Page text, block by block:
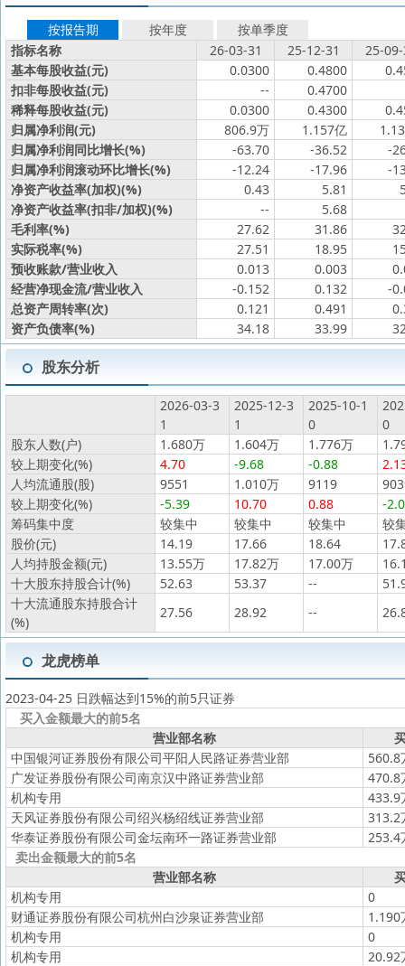
按报告期 按年度
按单季度
指标名称
26-03-31 25-12-31
25-
基本每股收益(元)
0.0300 0.4800
扣非每股收益(元)
--
0.4700
稀释每股收益(元)
0.0300 0.4300
归属净利润(元)
806.9万 1.157亿
归属净利润同比增长(%)
-63.70 -36.52
-
归属净利润滚动环比增长(%)
-12.24 -17.96
-
净资产收益率(加权)(%)
0.43 5.81
净资产收益率(扣非/加权)(%)
--
5.68
毛利率(%)
27.62 31.86
实际税率(%)
27.51 18.95
预收账款/营业收入
0.013 0.003
经营净现金流/营业收入
-0.152 0.132
-
总资产周转率(次)
0.121 0.491
资产负债率(%)
34.18 33.99
股东分析
2026-03-3
1
2025-12-3
1
2025-10-1
0
0
股东人数(户)
1.680万 1.604万 1.776万
较上期变化(%)
4.70 -9.68 -0.88
人均流通股(股)
9551 1.010万 9119
较上期变化(%)
-5.39 10.70 0.88
-
筹码集中度
较集中 较集中 较集中
较
股价(元)
14.19 17.66 18.64
人均持股金额(元)
13.55万 17.82万 17.00万
十大股东持股合计(%)
52.63 53.37 --
十大流通股东持股合计
(%)
27.56 28.92 --
龙虎榜单
2023-04-25 日跌幅达到15%的前5只证券
买入金额最大的前5名
营业部名称
中国银河证券股份有限公司平阳人民路证券营业部
560.8
广发证券股份有限公司南京汉中路证券营业部
470.8
机构专用
433.9
天风证券股份有限公司绍兴杨绍线证券营业部
313.2
华泰证券股份有限公司金坛南环一路证券营业部
253.4
卖出金额最大的前5名
营业部名称
机构专用
0
财通证券股份有限公司杭州白沙泉证券营业部
1.190
机构专用
0
机构专用
20.92